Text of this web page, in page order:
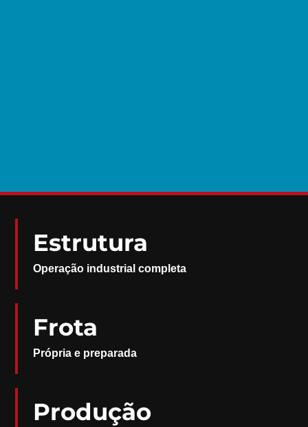
Estrutura
Operação industrial completa
Frota
Própria e preparada
Produção